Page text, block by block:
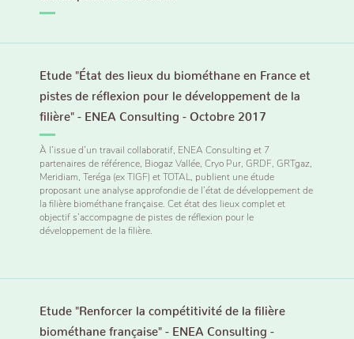
Etude "État des lieux du biométhane en France et
pistes de réflexion pour le développement de la
filière" - ENEA Consulting - Octobre 2017
À l’issue d’un travail collaboratif, ENEA Consulting et 7
partenaires de référence, Biogaz Vallée, Cryo Pur, GRDF, GRTgaz,
Meridiam, Teréga (ex TIGF) et TOTAL, publient une étude
proposant une analyse approfondie de l’état de développement de
la filière biométhane française. Cet état des lieux complet et
objectif s’accompagne de pistes de réflexion pour le
développement de la filière.
Etude "Renforcer la compétitivité de la filière
biométhane française" - ENEA Consulting -